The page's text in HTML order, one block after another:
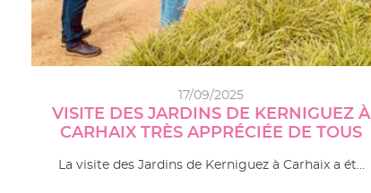
17/09/2025
VISITE DES JARDINS DE KERNIGUEZ À
CARHAIX TRÈS APPRÉCIÉE DE TOUS
La visite des Jardins de Kerniguez à Carhaix a ét…